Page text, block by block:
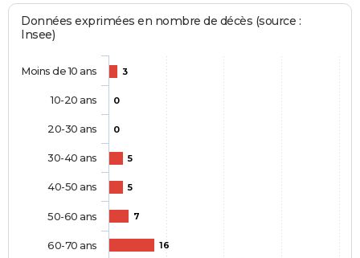
Données exprimées en nombre de décès (source :
Insee)
3
0
0
5
5
7
16
Moins de 10 ans
10-20 ans
20-30 ans
30-40 ans
40-50 ans
50-60 ans
60-70 ans